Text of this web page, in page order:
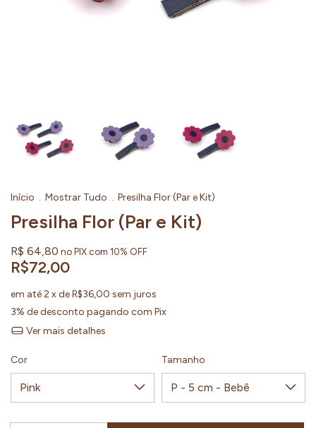
Início . Mostrar Tudo . Presilha Flor (Par e Kit)
Presilha Flor (Par e Kit)
R$ 64,80 no PIX com 10% OFF
R$72,00
em até2 x deR$36,00 sem juros
3% de desconto pagando com Pix
Ver mais detalhes
Cor Tamanho